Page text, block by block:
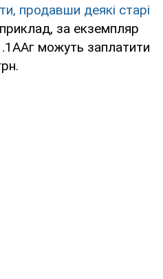
продавши деякі старі
за екземпляр
можуть заплатити